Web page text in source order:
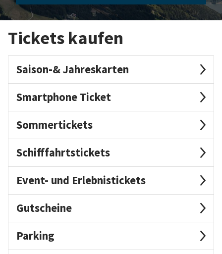
Tickets kaufen
Saison-& Jahreskarten
Smartphone Ticket
Sommertickets
Schifffahrtstickets
Event- und Erlebnistickets
Gutscheine
Parking